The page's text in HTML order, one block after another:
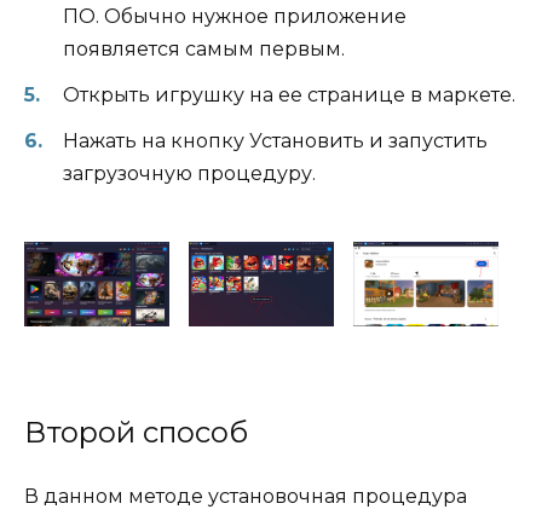
ПО. Обычно нужное приложение
появляется самым первым.
Открыть игрушку на ее странице в маркете.
Нажать на кнопку Установить и запустить
загрузочную процедуру.
Второй способ
В данном методе установочная процедура